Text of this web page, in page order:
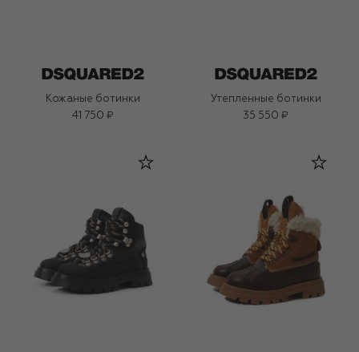
Кожаные ботинки
41 750 ₽
Утепленные ботинки
35 550 ₽